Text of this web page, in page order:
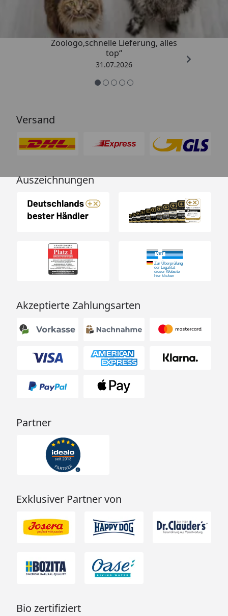
/ 5
„Gute Erfahrung mit
Zoologo,schnelle Lieferung, alles
top“
31.07.2026
Versand
Auszeichnungen
Akzeptierte Zahlungsarten
Partner
Exklusiver Partner von
Bio zertifiziert